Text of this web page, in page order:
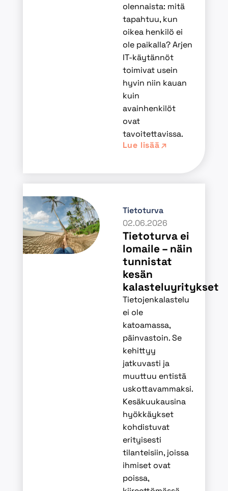
olennaista: mitä
tapahtuu, kun
oikea henkilö ei
ole paikalla? Arjen
IT-käytännöt
toimivat usein
hyvin niin kauan
kuin
avainhenkilöt
ovat
tavoitettavissa.
Lue lisää
Tietoturva
02.06.2026
Tietoturva ei
lomaile – näin
tunnistat
kesän
kalasteluyritykset
Tietojenkalastelu
ei ole
katoamassa,
päinvastoin. Se
kehittyy
jatkuvasti ja
muuttuu entistä
uskottavammaksi.
Kesäkuukausina
hyökkäykset
kohdistuvat
erityisesti
tilanteisiin, joissa
ihmiset ovat
poissa,